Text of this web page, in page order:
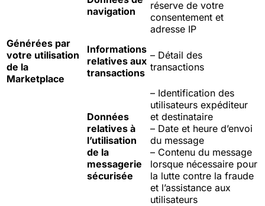
navigation
réserve de votre
consentement et
adresse IP
Générées par
votre utilisation
de la
Marketplace
Informations
relatives aux
transactions
– Détail des
transactions
Données
relatives à
l’utilisation
de la
messagerie
sécurisée
– Identification des
utilisateurs expéditeur
et destinataire
– Date et heure d’envoi
du message
– Contenu du message
lorsque nécessaire pour
la lutte contre la fraude
et l’assistance aux
utilisateurs